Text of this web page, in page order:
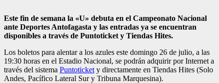
Este fin de semana la «U» debuta en el Campeonato Nacional
ante Deportes Antofagasta y las entradas ya se encuentran
disponibles a través de Puntoticket y Tiendas Hites.
Los boletos para alentar a los azules este domingo 26 de julio, a las
19:30 horas en el Estadio Nacional, se podrán adquirir por Internet a
través del sistema Puntoticket y directamente en Tiendas Hites (Solo
Andes, Pacífico Lateral Sur y Tribuna Marquesina).